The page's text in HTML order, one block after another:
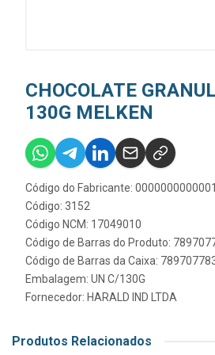
CHOCOLATE
130G MELKEN
Código do Fabricante:
Código: 3152
Código NCM: 17049010
Código de Barras do Produto:
Código de Barras da Caixa:
Embalagem: UN C/130G
Fornecedor: HARALD IND LTDA
Produtos Relacionados